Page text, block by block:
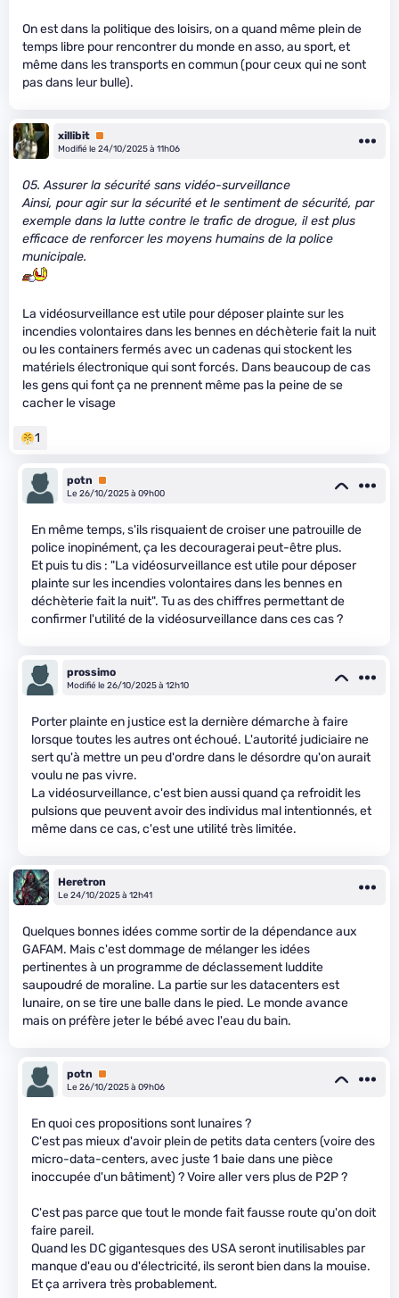
On est dans la politique des loisirs, on a quand même plein de
temps libre pour rencontrer du monde en asso, au sport, et
même dans les transports en commun (pour ceux qui ne sont
pas dans leur bulle).
xillibit Premium
Modifié le 24/10/2025 à 11h06
05. Assurer la sécurité sans vidéo-surveillance
Ainsi, pour agir sur la sécurité et le sentiment de sécurité, par
exemple dans la lutte contre le trafic de drogue, il est plus
efficace de renforcer les moyens humains de la police
municipale.
La vidéosurveillance est utile pour déposer plainte sur les
incendies volontaires dans les bennes en déchèterie fait la nuit
ou les containers fermés avec un cadenas qui stockent les
matériels électronique qui sont forcés. Dans beaucoup de cas
les gens qui font ça ne prennent même pas la peine de se
cacher le visage
1
potn
Premium
Le 26/10/2025 à 09h00
En même temps, s'ils risquaient de croiser une patrouille de
police inopinément, ça les decouragerai peut-être plus.
Et puis tu dis : "La vidéosurveillance est utile pour déposer
plainte sur les incendies volontaires dans les bennes en
déchèterie fait la nuit". Tu as des chiffres permettant de
confirmer l'utilité de la vidéosurveillance dans ces cas ?
prossimo
Modifié le 26/10/2025 à 12h10
Porter plainte en justice est la dernière démarche à faire
lorsque toutes les autres ont échoué. L'autorité judiciaire ne
sert qu'à mettre un peu d'ordre dans le désordre qu'on aurait
voulu ne pas vivre.
La vidéosurveillance, c'est bien aussi quand ça refroidit les
pulsions que peuvent avoir des individus mal intentionnés, et
même dans ce cas, c'est une utilité très limitée.
Heretron
Le 24/10/2025 à 12h41
Quelques bonnes idées comme sortir de la dépendance aux
GAFAM. Mais c'est dommage de mélanger les idées
pertinentes à un programme de déclassement luddite
saupoudré de moraline. La partie sur les datacenters est
lunaire, on se tire une balle dans le pied. Le monde avance
mais on préfère jeter le bébé avec l'eau du bain.
potn
Premium
Le 26/10/2025 à 09h06
En quoi ces propositions sont lunaires ?
C'est pas mieux d'avoir plein de petits data centers (voire des
micro-data-centers, avec juste 1 baie dans une pièce
inoccupée d'un bâtiment) ? Voire aller vers plus de P2P ?
C'est pas parce que tout le monde fait fausse route qu'on doit
faire pareil.
Quand les DC gigantesques des USA seront inutilisables par
manque d'eau ou d'électricité, ils seront bien dans la mouise.
Et ça arrivera très probablement.